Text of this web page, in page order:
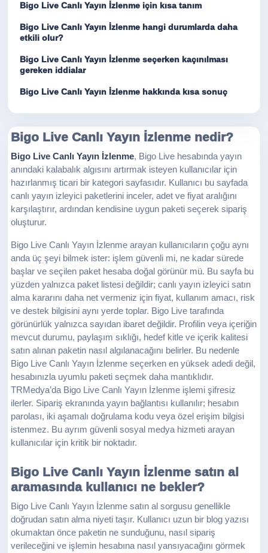
Bigo Live Canlı Yayın İzlenme için kısa tanım
Bigo Live Canlı Yayın İzlenme hangi durumlarda daha
etkili olur?
Bigo Live Canlı Yayın İzlenme seçerken kaçınılması
gereken iddialar
Bigo Live Canlı Yayın İzlenme hakkında kısa sonuç
Bigo Live Canlı Yayın İzlenme nedir?
Bigo Live Canlı Yayın İzlenme, Bigo Live hesabında yayın
anındaki kalabalık algısını artırmak isteyen kullanıcılar için
hazırlanmış ticari bir kategori sayfasıdır. Kullanıcı bu sayfada
canlı yayın izleyici paketlerini inceler, adet ve fiyat aralığını
karşılaştırır, ardından kendisine uygun paketi seçerek sipariş
oluşturur.
Bigo Live Canlı Yayın İzlenme arayan kullanıcıların çoğu aynı
anda üç şeyi bilmek ister: işlem güvenli mi, ne kadar sürede
başlar ve seçilen paket hesaba doğal görünür mü. Bu sayfa bu
yüzden yalnızca paket listesi değildir; canlı yayın izleyici satın
alma kararını daha net vermeniz için fiyat, kullanım amacı, risk
ve destek bilgisini aynı yerde toplar. Bigo Live tarafında
görünürlük yalnızca sayıdan ibaret değildir. Profilin veya içeriğin
mevcut durumu, paylaşım sıklığı, hedef kitle ve içerik kalitesi
satın alınan paketin nasıl algılanacağını belirler. Bu nedenle
Bigo Live Canlı Yayın İzlenme seçerken en yüksek adedi değil,
hesabınızla uyumlu paketi seçmek daha mantıklıdır.
TRMedya’da Bigo Live Canlı Yayın İzlenme işlemi şifresiz
ilerler. Sipariş ekranında yayın bağlantısı kullanılır; hesabın
parolası, iki aşamalı doğrulama kodu veya özel erişim bilgisi
istenmez. Bu ayrım güvenli sosyal medya hizmeti arayan
kullanıcılar için kritik bir noktadır.
Bigo Live Canlı Yayın İzlenme satın al
aramasında kullanıcı ne bekler?
Bigo Live Canlı Yayın İzlenme satın al sorgusu genellikle
doğrudan satın alma niyeti taşır. Kullanıcı uzun bir blog yazısı
okumaktan önce paketin ne sunduğunu, nasıl sipariş
verileceğini ve işlemin hesabına nasıl yansıyacağını görmek